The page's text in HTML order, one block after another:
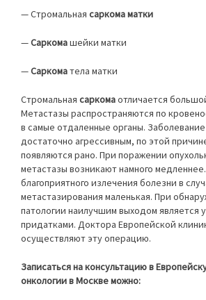
— Стромальная саркома матки
—Саркомашейки матки
—Саркоматела матки
Стромальная саркомаотличается
Метастазы распространяются по
в самые отдаленные органы. Заболевание
достаточно агрессивным, по этой
появляются рано. При поражении
метастазы возникают намного
благоприятного излечения болезни в
метастазирования маленькая. При
патологии наилучшим выходом является
придатками. Доктора Европейской
осуществляют эту операцию.
Записаться на консультацию в
онкологии в Москве можно: